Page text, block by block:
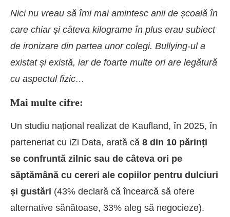
Nici nu vreau să îmi mai amintesc anii de școală în
care chiar și câteva kilograme în plus erau subiect
de ironizare din partea unor colegi. Bullying-ul a
existat și există, iar de foarte multe ori are legătură
cu aspectul fizic…
Mai multe cifre:
Un studiu național realizat de Kaufland, în 2025, în
parteneriat cu iZi Data, arată că 8 din 10 părinți
se confruntă zilnic sau de câteva ori pe
săptămână cu cereri ale copiilor pentru dulciuri
și gustări (43% declară că încearcă să ofere
alternative sănătoase, 33% aleg să negocieze).